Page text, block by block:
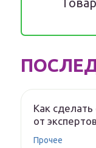
Как
от экспертов
Прочее